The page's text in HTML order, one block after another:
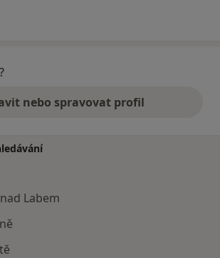
nebo spravovat profil
Labem